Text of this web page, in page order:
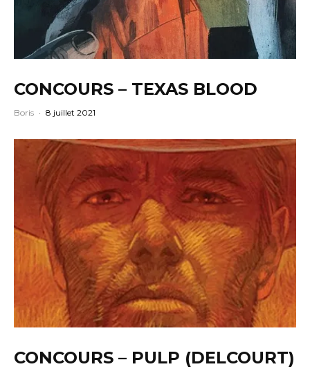
CONCOURS – TEXAS BLOOD
Boris · 8 juillet 2021
CONCOURS – PULP (DELCOURT)